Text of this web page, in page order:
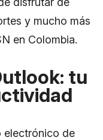
y mucho más
en Colombia.
tu
electrónico de